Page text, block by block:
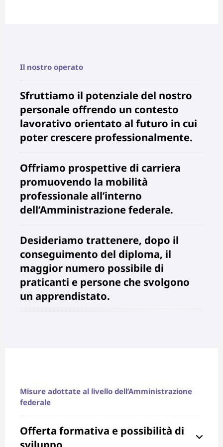
Il nostro operato
Sfruttiamo il potenziale del nostro
personale offrendo un contesto
lavorativo orientato al futuro in cui
poter crescere professionalmente.
Offriamo prospettive di carriera
promuovendo la mobilità
professionale all’interno
dell’Amministrazione federale.
Desideriamo trattenere, dopo il
conseguimento del diploma, il
maggior numero possibile di
praticanti e persone che svolgono
un apprendistato.
Misure adottate al livello dell’Amministrazione
federale
Offerta formativa e possibilità di